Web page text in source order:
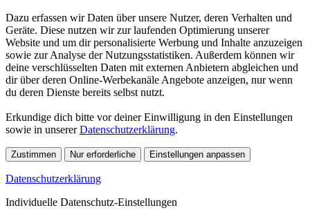
Dazu erfassen wir Daten über unsere Nutzer, deren Verhalten und
Geräte. Diese nutzen wir zur laufenden Optimierung unserer
Website und um dir personalisierte Werbung und Inhalte anzuzeigen
sowie zur Analyse der Nutzungsstatistiken. Außerdem können wir
deine verschlüsselten Daten mit externen Anbietern abgleichen und
dir über deren Online-Werbekanäle Angebote anzeigen, nur wenn
du deren Dienste bereits selbst nutzt.
Erkundige dich bitte vor deiner Einwilligung in den Einstellungen
sowie in unsererDatenschutzerklärung.
Zustimmen Nur erforderliche Einstellungen anpassen
Datenschutzerklärung
Individuelle Datenschutz-Einstellungen